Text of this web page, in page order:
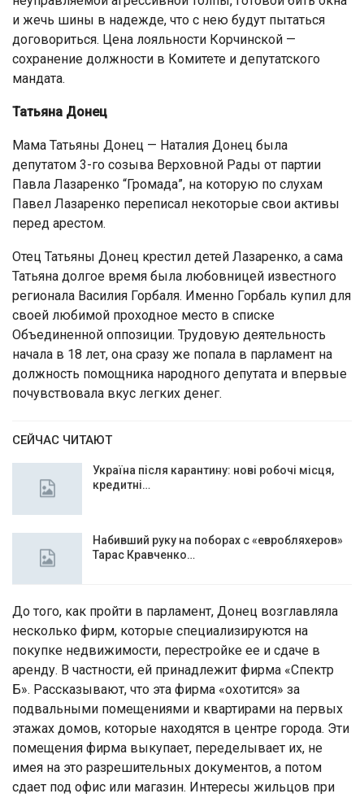
и жечь шины в надежде, что с нею будут пытаться
договориться. Цена лояльности Корчинской —
сохранение должности в Комитете и депутатского
мандата.
Татьяна Донец
Мама Татьяны Донец — Наталия Донец была
депутатом 3-го созыва Верховной Рады от партии
Павла Лазаренко “Громада”, на которую по слухам
Павел Лазаренко переписал некоторые свои активы
перед арестом.
Отец Татьяны Донец крестил детей Лазаренко, а сама
Татьяна долгое время была любовницей известного
регионала Василия Горбаля. Именно Горбаль купил для
своей любимой проходное место в списке
Объединенной оппозиции. Трудовую деятельность
начала в 18 лет, она сразу же попала в парламент на
должность помощника народного депутата и впервые
почувствовала вкус легких денег.
СЕЙЧАС ЧИТАЮТ
Україна після карантину: нові робочі місця,
кредитні…
Набивший руку на поборах с «евробляхеров»
Тарас Кравченко…
До того, как пройти в парламент, Донец возглавляла
несколько фирм, которые специализируются на
покупке недвижимости, перестройке ее и сдаче в
аренду. В частности, ей принадлежит фирма «Спектр
Б». Рассказывают, что эта фирма «охотится» за
подвальными помещениями и квартирами на первых
этажах домов, которые находятся в центре города. Эти
помещения фирма выкупает, переделывает их, не
имея на это разрешительных документов, а потом
сдает под офис или магазин. Интересы жильцов при